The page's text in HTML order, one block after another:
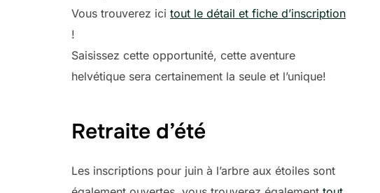
Vous trouverez ici tout le détail et fiche d’inscription
!
Saisissez cette opportunité, cette aventure
helvétique sera certainement la seule et l’unique!
Retraite d’été
Les inscriptions pour juin à l’arbre aux étoiles sont